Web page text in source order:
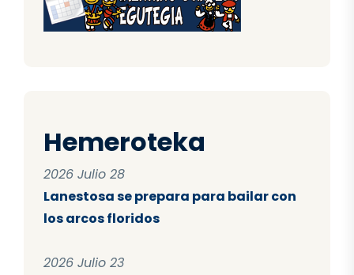
Hemeroteka
2026 Julio 28
Lanestosa se prepara para bailar con
los arcos floridos
2026 Julio 23